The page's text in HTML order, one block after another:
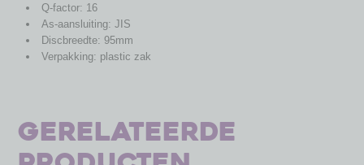
Q-factor: 16
As-aansluiting: JIS
Discbreedte: 95mm
Verpakking: plastic zak
Gerelateerde